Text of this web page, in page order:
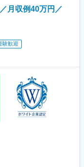
、茨目駅、伊那北駅、広
ツ屋駅、笠師保駅、松
園駅、鴻池新田駅、西明
県)、武庫川団地前駅、紀
前駅、三雲駅、栗東駅、
屋駅、片原町駅(香川県)、
、平田駅(高知県)、多ノ
中央駅、広島港・宇品
、木次駅、遙堪駅、乃木
野駅、厚東駅、長府
萩駅、鳥取駅、三本松口
月収例40万円／
験歓迎